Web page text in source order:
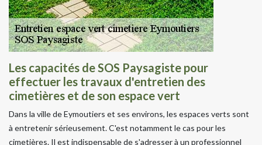
Les capacités de SOS Paysagiste pour
effectuer les travaux d'entretien des
cimetières et de son espace vert
Dans la ville de Eymoutiers et ses environs, les espaces verts sont
à entretenir sérieusement. C'est notamment le cas pour les
cimetières. Il est indispensable de s'adresser à un professionnel